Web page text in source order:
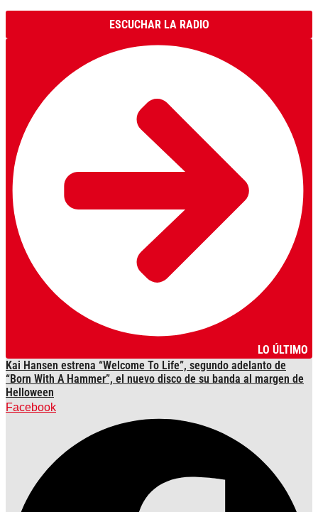
ESCUCHAR LA RADIO
LO ÚLTIMO
Kai Hansen estrena “Welcome To Life”, segundo adelanto de
“Born With A Hammer”, el nuevo disco de su banda al margen de
Helloween
Facebook